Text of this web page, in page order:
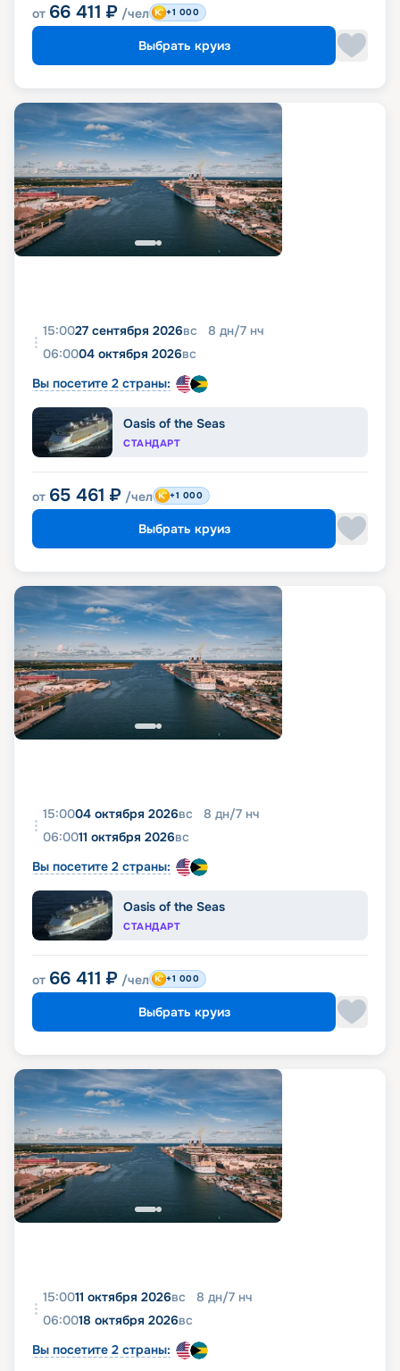
от 66 411 ₽ /чел +1 000
Выбрать круиз
15:0027 сентября 2026вс 8 дн/7 нч
06:0004 октября 2026вс
Вы посетите 2 страны:
Oasis of the Seas
СТАНДАРТ
от 65 461 ₽ /чел +1 000
Выбрать круиз
15:0004 октября 2026вс 8 дн/7 нч
06:0011 октября 2026вс
Вы посетите 2 страны:
Oasis of the Seas
СТАНДАРТ
от 66 411 ₽ /чел +1 000
Выбрать круиз
15:0011 октября 2026вс 8 дн/7 нч
06:0018 октября 2026вс
Вы посетите 2 страны: